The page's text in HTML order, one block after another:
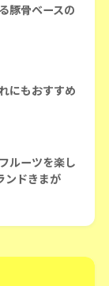
豚骨ベースの
にもおすすめ
ルーツを楽し
ンドきまが